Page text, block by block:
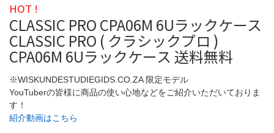
HOT !
CLASSIC PRO CPA06M 6Uラックケース
CLASSIC PRO ( クラシックプロ )
CPA06M 6Uラックケース 送料無料
※WISKUNDESTUDIEGIDS.CO.ZA 限定モデル
YouTuberの皆様に商品の使い心地などをご紹介いただいておりま
す！
紹介動画はこちら